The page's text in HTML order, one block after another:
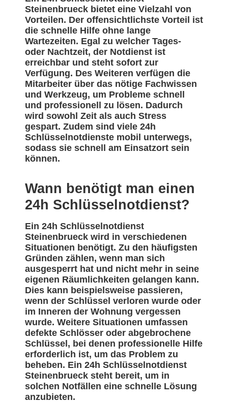
Steinenbrueck bietet eine Vielzahl von
Vorteilen. Der offensichtlichste Vorteil ist
die schnelle Hilfe ohne lange
Wartezeiten. Egal zu welcher Tages-
oder Nachtzeit, der Notdienst ist
erreichbar und steht sofort zur
Verfügung. Des Weiteren verfügen die
Mitarbeiter über das nötige Fachwissen
und Werkzeug, um Probleme schnell
und professionell zu lösen. Dadurch
wird sowohl Zeit als auch Stress
gespart. Zudem sind viele 24h
Schlüsselnotdienste mobil unterwegs,
sodass sie schnell am Einsatzort sein
können.
Wann benötigt man einen
24h Schlüsselnotdienst?
Ein 24h Schlüsselnotdienst
Steinenbrueck wird in verschiedenen
Situationen benötigt. Zu den häufigsten
Gründen zählen, wenn man sich
ausgesperrt hat und nicht mehr in seine
eigenen Räumlichkeiten gelangen kann.
Dies kann beispielsweise passieren,
wenn der Schlüssel verloren wurde oder
im Inneren der Wohnung vergessen
wurde. Weitere Situationen umfassen
defekte Schlösser oder abgebrochene
Schlüssel, bei denen professionelle Hilfe
erforderlich ist, um das Problem zu
beheben. Ein 24h Schlüsselnotdienst
Steinenbrueck steht bereit, um in
solchen Notfällen eine schnelle Lösung
anzubieten.